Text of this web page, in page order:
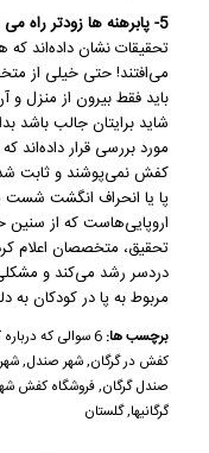
5- پابرهنه ها زودتر راه می افتند؟
تحقیقات نشان داده‌اند که
می‌افتند! حتی خیلی از
باید فقط بیرون از منزل
شاید برایتان جالب باشد
کفش نمی‌پوشند و ثابت
پا یا انحراف انگشت شست پا
اروپایی‌هاست که از سنین
تحقیق، متخصصان اعلام
دردسر رشد می‌کند و
مربوط به پا در کودکان
برچسب ها: 6 سوالی که درباره کفش ها می پرسند!
کفش در گرگان,شهر صندل,
صندل گرگان,فروشگاه کفش
گرگانیها,گلستان